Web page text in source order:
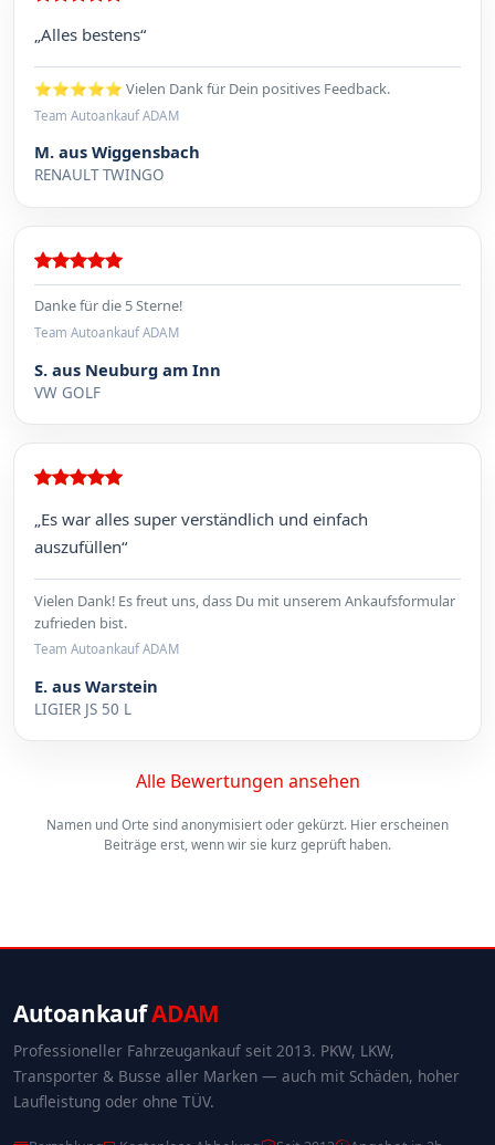
„Alles bestens“
⭐⭐⭐⭐⭐ Vielen Dank für Dein positives Feedback.
Team Autoankauf ADAM
M. aus Wiggensbach
RENAULT TWINGO
Danke für die 5 Sterne!
Team Autoankauf ADAM
S. aus Neuburg am Inn
VW GOLF
„Es war alles super verständlich und einfach
auszufüllen“
Vielen Dank! Es freut uns, dass Du mit unserem Ankaufsformular
zufrieden bist.
Team Autoankauf ADAM
E. aus Warstein
LIGIER JS 50 L
Alle Bewertungen ansehen
Namen und Orte sind anonymisiert oder gekürzt. Hier erscheinen
Beiträge erst, wenn wir sie kurz geprüft haben.
AutoankaufADAM
Professioneller Fahrzeugankauf seit 2013. PKW, LKW,
Transporter & Busse aller Marken — auch mit Schäden, hoher
Laufleistung oder ohne TÜV.